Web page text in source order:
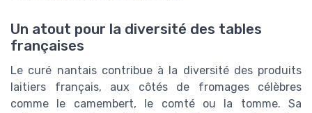
Un atout pour la diversité des tables
françaises
Le curé nantais contribue à la diversité des produits
laitiers français, aux côtés de fromages célèbres
comme le camembert, le comté ou la tomme. Sa